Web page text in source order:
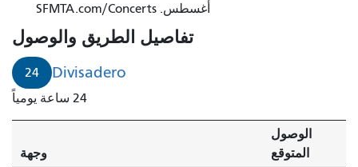
أغسطس. SFMTA.com/Concerts
تفاصيل الطريق والوصول
24 Divisadero
24 ساعة يومياً
وجهة
الوصول
المتوقع